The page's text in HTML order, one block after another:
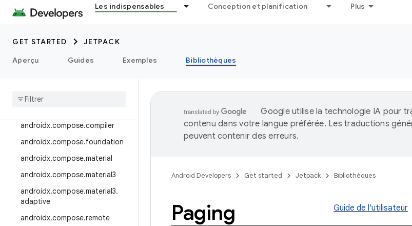
Les indispensables Conception et planification Plus
GET STARTED
JETPACK
Aperçu
Guides Exemples Bibliothèques
androidx.camera.viewfinder
androidx.car
androidx.car.app
androidx.cardview
androidx.compose.compiler
androidx.compose.foundation
androidx.compose.material
androidx.compose.material3
androidx.compose.material3.
adaptive
androidx.compose.remote
Google utilise la technologie IA pour
contenu dans votre langue préférée. Les traductions
peuvent contenir des erreurs.
Android Developers Get started Jetpack Bibliothèques
Paging Guide de l'utilisateur